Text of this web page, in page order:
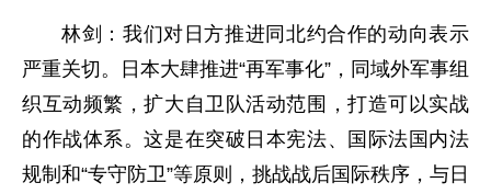
林剑：我们对日方推进同北约合作的动向表示
严重关切。日本大肆推进“再军事化”，同域外军事组
织互动频繁，扩大自卫队活动范围，打造可以实战
的作战体系。这是在突破日本宪法、国际法国内法
规制和“专守防卫”等原则，挑战战后国际秩序，与日